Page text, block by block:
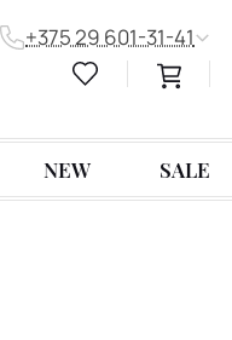
+375 29 601-31-41
NEW SALE